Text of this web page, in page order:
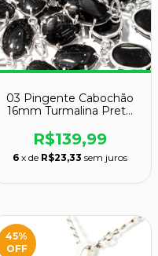
03 Pingente Cabochão
16mm Turmalina Preta
ATACADO
R$139,99
6 x de R$23,33 sem juros
45%
OFF